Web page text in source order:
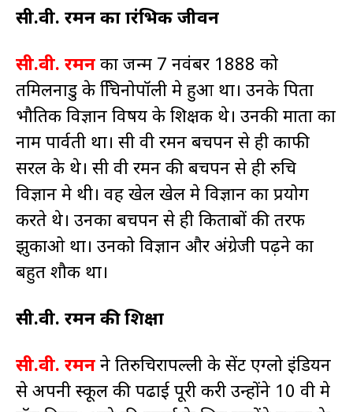
सी.वी. रमन का प्रारंभिक जीवन
सी.वी. रमन का जन्म 7 नवंबर 1888 को
तमिलनाडु के त्रिचिनोपॉली मे हुआ था। उनके पिता
भौतिक विज्ञान विषय के शिक्षक थे। उनकी माता का
नाम पार्वती था। सी वी रमन बचपन से ही काफी
सरल के थे। सी वी रमन की बचपन से ही रुचि
विज्ञान मे थी। वह खेल खेल मे विज्ञान का प्रयोग
करते थे। उनका बचपन से ही किताबों की तरफ
झुकाओ था। उनको विज्ञान और अंग्रेजी पढ़ने का
बहुत शौक था।
सी.वी. रमन की शिक्षा
सी.वी. रमन ने तिरुचिरापल्ली के सेंट एग्लो इंडियन
से अपनी स्कूल की पढाई पूरी करी उन्होंने 10 वी मे